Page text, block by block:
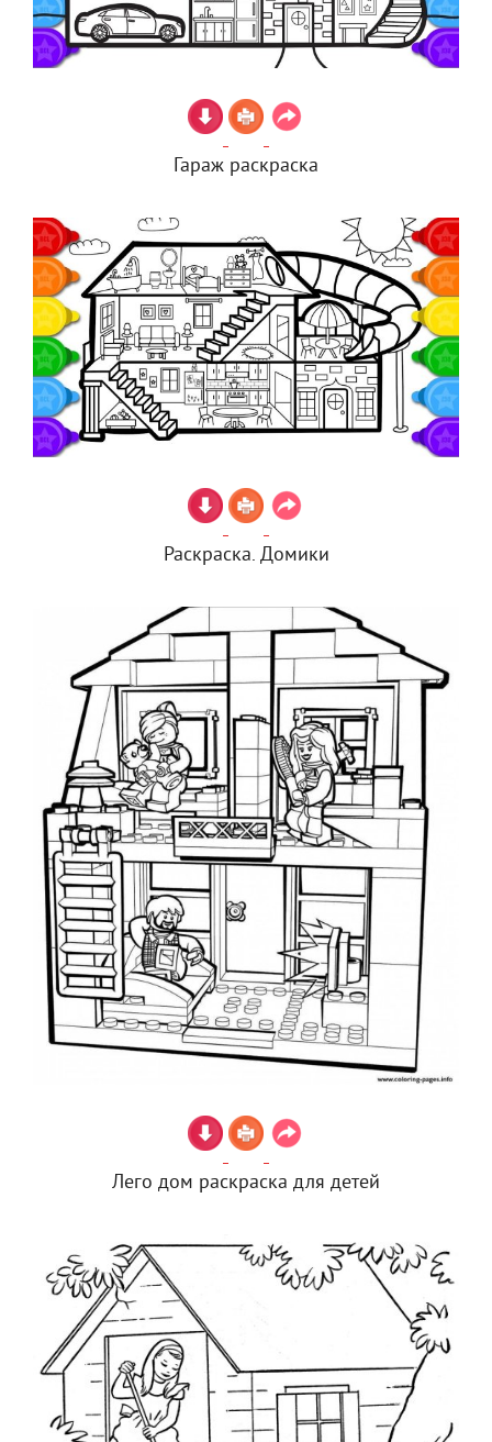
Гараж раскраска
Раскраска. Домики
Лего дом раскраска для детей